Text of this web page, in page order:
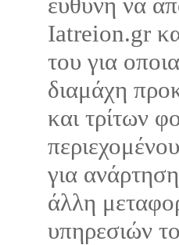
Iatreion.gr
του για
διαμάχη
και τρίτων
για
άλλη
υπηρεσιών